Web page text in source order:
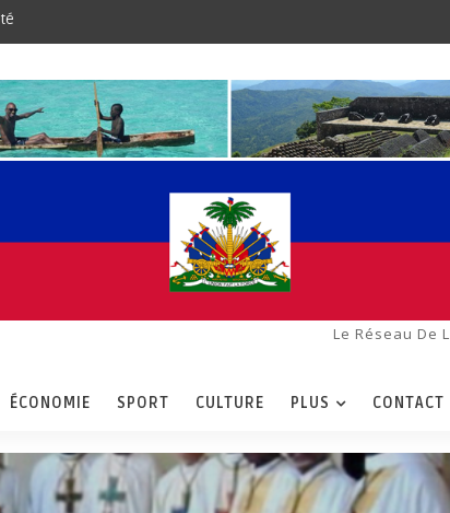
Le Réseau De
ÉCONOMIE SPORT CULTURE PLUS CONTACT